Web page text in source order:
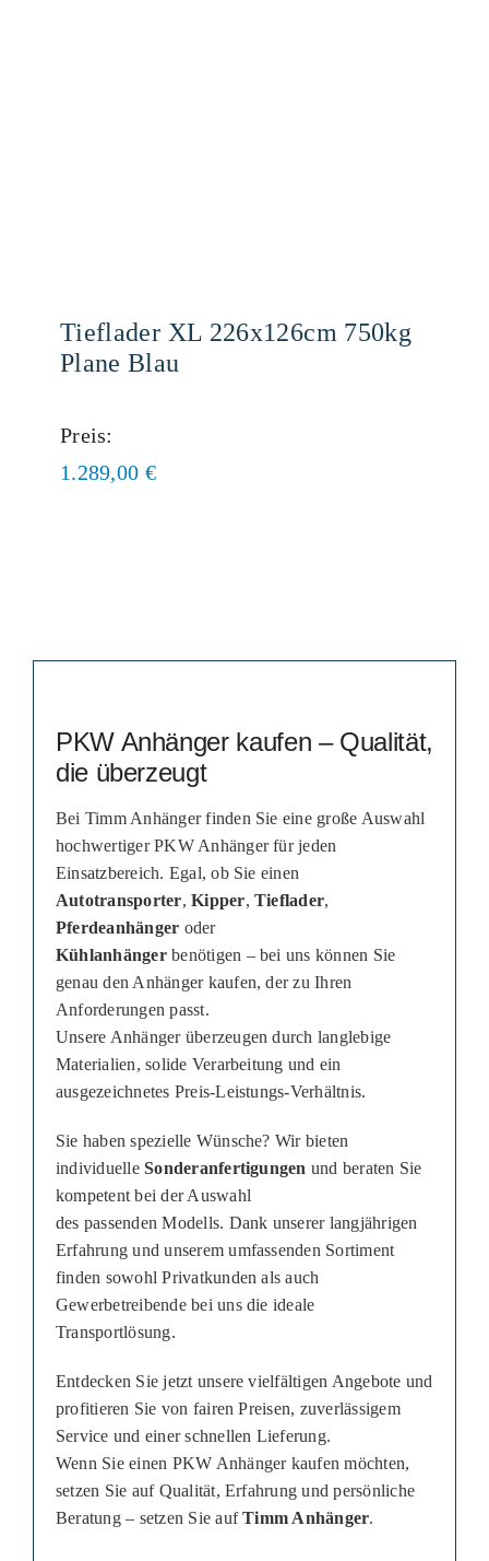
Tieflader XL 226x126cm 750kg
Plane Blau
Preis:
1.289,00 €
PKW Anhänger kaufen – Qualität,
die überzeugt
Bei Timm Anhänger finden Sie eine große Auswahl
hochwertiger PKW Anhänger für jeden
Einsatzbereich. Egal, ob Sie einen
Autotransporter,Kipper,Tieflader,
Pferdeanhänger oder
Kühlanhängerbenötigen – bei uns können Sie
genau den Anhänger kaufen, der zu Ihren
Anforderungen passt.
Unsere Anhänger überzeugen durch langlebige
Materialien, solide Verarbeitung und ein
ausgezeichnetes Preis-Leistungs-Verhältnis.
Sie haben spezielle Wünsche? Wir bieten
individuelleSonderanfertigungen und beraten Sie
kompetent bei der Auswahl
des passenden Modells. Dank unserer langjährigen
Erfahrung und unserem umfassenden Sortiment
finden sowohl Privatkunden als auch
Gewerbetreibende bei uns die ideale
Transportlösung.
Entdecken Sie jetzt unsere vielfältigen Angebote und
profitieren Sie von fairen Preisen, zuverlässigem
Service und einer schnellen Lieferung.
Wenn Sie einen PKW Anhänger kaufen möchten,
setzen Sie auf Qualität, Erfahrung und persönliche
Beratung – setzen Sie aufTimm Anhänger.